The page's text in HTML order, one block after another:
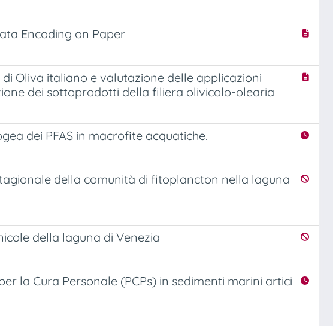
Encoding on Paper
Oliva italiano e valutazione delle applicazioni
dei sottoprodotti della filiera olivicolo-olearia
dei PFAS in macrofite acquatiche.
della comunità di fitoplancton nella laguna
della laguna di Venezia
la Cura Personale (PCPs) in sedimenti marini artici